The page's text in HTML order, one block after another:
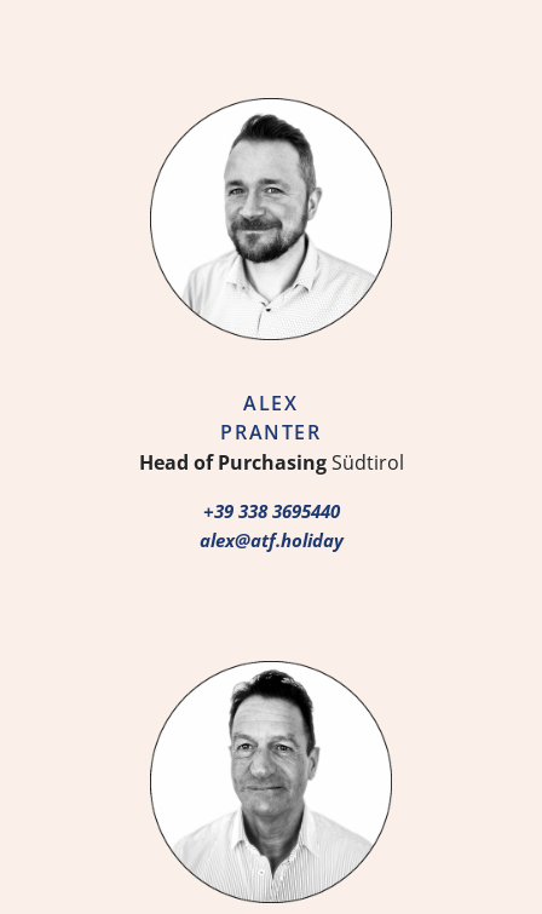
ALEX
PRANTER
Head of PurchasingSüdtirol
+39 338 3695440
alex@atf.holiday